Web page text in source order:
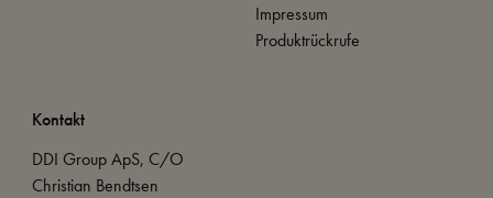
Impressum
Produktrückrufe
Kontakt
DDI Group ApS, C/O
Christian Bendtsen